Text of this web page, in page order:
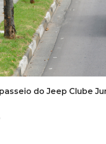
do Jeep Clube